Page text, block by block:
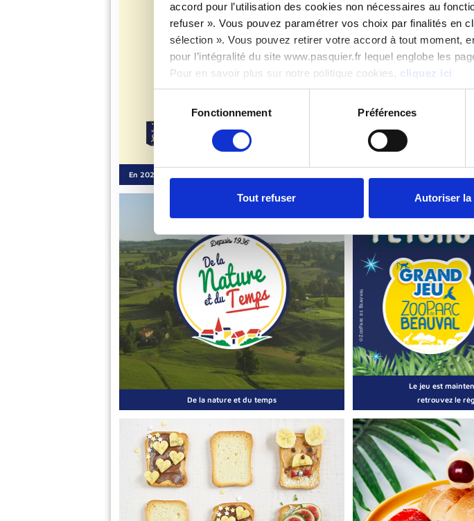
accord pour l’utilisation des cookies non nécessaires au
refuser ». Vous pouvez paramétrer vos choix par finalités en
sélection ». Vous pouvez retirer votre accord à tout moment,
pour l’intégralité du site www.pasquier.fr lequel englobe les
Pour en savoir plus sur notre politique cookies, cliquez ici
consentement
Fonctionnement Préférences
Tout refuser Autoriser la
En 2020, Brioche Pasquier a lancé ses produits bavards !
De la nature et du temps
Le jeu est
retrouvez le